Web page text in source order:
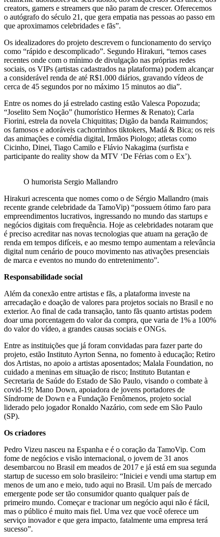
creators, gamers e streamers que não param de crescer. Oferecemos
o autógrafo do século 21, que gera empatia nas pessoas ao passo em
que aproximamos celebridades e fãs”.
Os idealizadores do projeto descrevem o funcionamento do serviço
como “rápido e descomplicado”. Segundo Hirakuri, “temos cases
recentes onde com o mínimo de divulgação nas próprias redes
sociais, os VIPs (artistas cadastrados na plataforma) podem alcançar
a considerável renda de até R$1.000 diários, gravando vídeos de
cerca de 45 segundos por no máximo 15 minutos ao dia”.
Entre os nomes do já estrelado casting estão Valesca Popozuda;
“Joselito Sem Noção” (humorístico Hermes & Renato); Carla
Fiorini, estrela da novela Chiquititas; Digão da banda Raimundos;
os famosos e adoráveis cachorrinhos tiktokers, Madá & Bica; os reis
das animações e comédia digital, Irmãos Piologo; atletas como
Cicinho, Dinei, Tiago Camilo e Flávio Nakagima (surfista e
participante do reality show da MTV ‘De Férias com o Ex’).
O humorista Sergio Mallandro
Hirakuri acrescenta que nomes como o de Sérgio Mallandro (mais
recente grande celebridade da TamoVip) “possuem ótimo faro para
empreendimentos lucrativos, ingressando no mundo das startups e
negócios digitais com frequência. Hoje as celebridades notaram que
é preciso acreditar nas novas tecnologias que atuam na geração de
renda em tempos difíceis, e ao mesmo tempo aumentam a relevância
digital num cenário de pouco movimento nas ativações presenciais
de marca e eventos no mundo do entretenimento”.
Responsabilidade social
Além da conexão entre artistas e fãs, a plataforma investe na
arrecadação e doação de valores para projetos sociais no Brasil e no
exterior. Ao final de cada transação, tanto fãs quanto artistas podem
doar uma porcentagem do valor da compra, que varia de 1% a 100%
do valor do vídeo, a grandes causas sociais e ONGs.
Entre as instituições que já foram convidadas para fazer parte do
projeto, estão Instituto Ayrton Senna, no fomento à educação; Retiro
dos Artistas, no apoio a artistas aposentados; Malala Foundation, no
cuidado a meninas em situação de risco; Instituto Butantan e
Secretaria de Saúde do Estado de São Paulo, visando o combate à
covid-19; Mano Down, apoiadora de jovens portadores de
Síndrome de Down e a Fundação Fenômenos, projeto social
liderado pelo jogador Ronaldo Nazário, com sede em São Paulo
(SP).
Os criadores
Pedro Vizeu nasceu na Espanha e é o coração da TamoVip. Com
fome de negócios e visão internacional, o jovem de 31 anos
desembarcou no Brasil em meados de 2017 e já está em sua segunda
startup de sucesso em solo brasileiro: “Iniciei e vendi uma startup em
menos de um ano e meio, tudo aqui no Brasil. Um país de mercado
emergente pode ser tão consumidor quanto qualquer país de
primeiro mundo. Começar e tracionar um negócio aqui não é fácil,
mas o público é muito mais fiel. Uma vez que você oferece um
serviço inovador e que gera impacto, fatalmente uma empresa terá
sucesso”.